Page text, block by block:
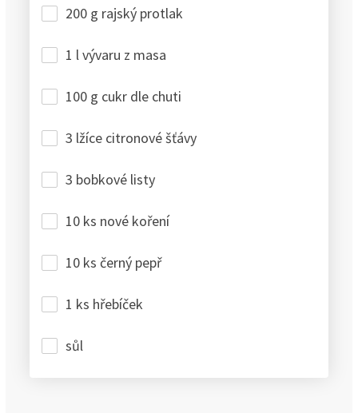
200 g rajský protlak
1 l vývaru z masa
100 g cukr dle chuti
3 lžíce citronové šťávy
3 bobkové listy
10 ks nové koření
10 ks černý pepř
1 ks hřebíček
sůl